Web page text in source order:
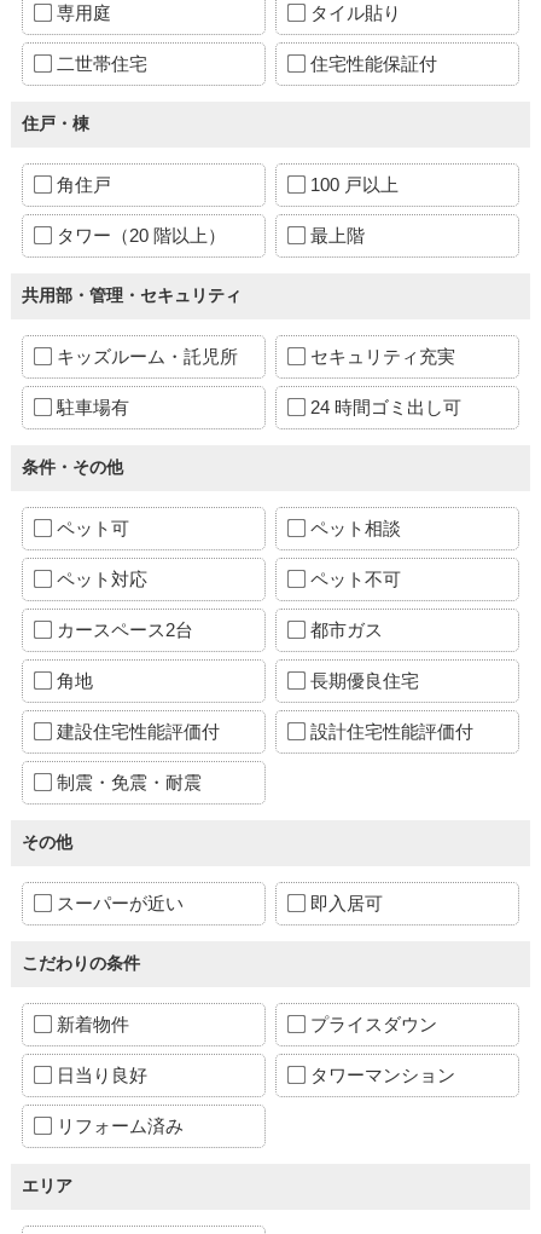
専用庭 タイル貼り
二世帯住宅 住宅性能保証付
住戸・棟
角住戸 100 戸以上
タワー（20 階以上） 最上階
共用部・管理・セキュリティ
キッズルーム・託児所 セキュリティ充実
駐車場有 24 時間ゴミ出し可
条件・その他
ペット可 ペット相談
ペット対応 ペット不可
カースペース2台 都市ガス
角地 長期優良住宅
建設住宅性能評価付 設計住宅性能評価付
制震・免震・耐震
その他
スーパーが近い 即入居可
こだわりの条件
新着物件 プライスダウン
日当り良好 タワーマンション
リフォーム済み
エリア